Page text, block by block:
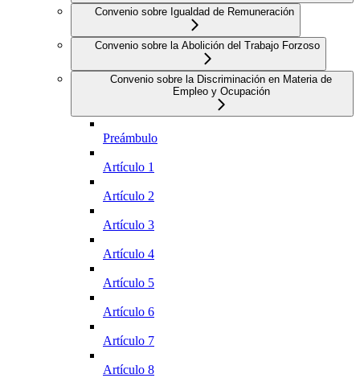
Convenio sobre Igualdad de Remuneración
Convenio sobre la Abolición del Trabajo Forzoso
Convenio sobre la Discriminación en Materia de
Empleo y Ocupación
Preámbulo
Artículo 1
Artículo 2
Artículo 3
Artículo 4
Artículo 5
Artículo 6
Artículo 7
Artículo 8